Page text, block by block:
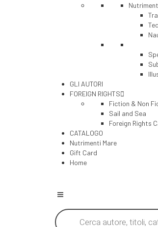
GLI AUTORI
FOREIGN RIGHTS
Fiction & Non
Sail and Sea
Foreign Rights
CATALOGO
Nutrimenti Mare
Gift Card
Home
Products
search